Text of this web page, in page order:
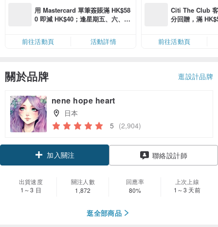
用 Mastercard 單筆簽賬滿 HK$58
0 即減 HK$40；逢星期五、六、日
限，額滿即止，僅限「常用信用
卡」結帳）
前往活動頁 活動詳情
Citi The Club
分回贈，滿
前往活動頁
關於品牌 逛設計品牌
nene hope heart
日本
5 (2,904)
加入關注 聯絡設計師
出貨速度
1～3 日
關注人數
1,872
回應率
80%
上次上線
1～3 天前
逛全部商品